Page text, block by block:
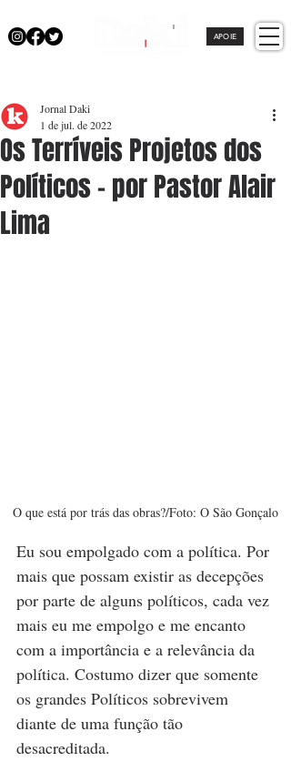
APOIE
Os Terríveis Projetos dos
Políticos - por Pastor Alair
Lima
Jornal Daki
1 de jul. de 2022
O que está por trás das obras?/Foto: O São Gonçalo
Eu sou empolgado com a política. Por
mais que possam existir as decepções
por parte de alguns políticos, cada vez
mais eu me empolgo e me encanto
com a importância e a relevância da
política. Costumo dizer que somente
os grandes Políticos sobrevivem
diante de uma função tão
desacreditada.